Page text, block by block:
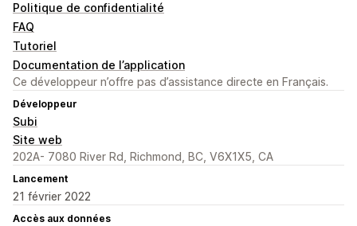
Politique de confidentialité
FAQ
Tutoriel
Documentation de l’application
Ce développeur n’offre pas d’assistance directe en Français.
Développeur
Subi
Site web
202A- 7080 River Rd, Richmond, BC, V6X1X5, CA
Lancement
21 février 2022
Accès aux données